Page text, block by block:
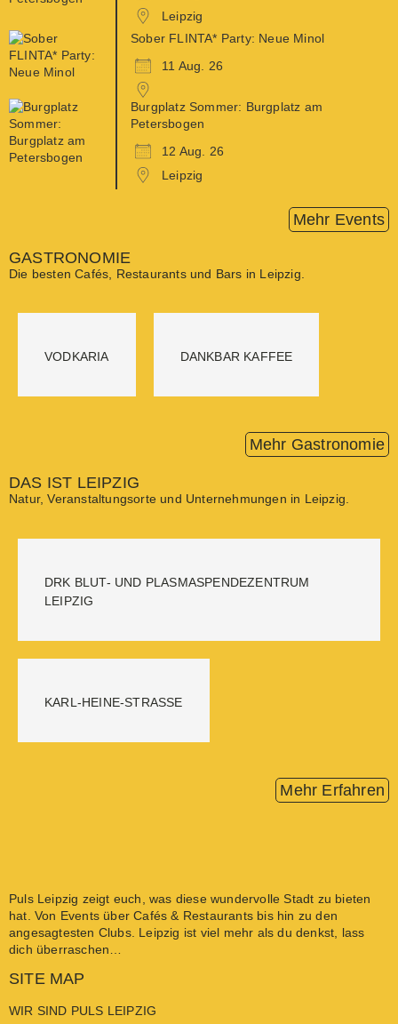
Leipzig
Sober FLINTA* Party: Neue Minol
11 Aug. 26
Burgplatz Sommer: Burgplatz am
Petersbogen
12 Aug. 26
Leipzig
Mehr Events
GASTRONOMIE
Die besten Cafés, Restaurants und Bars in Leipzig.
VODKARIA DANKBAR KAFFEE
Mehr Gastronomie
DAS IST LEIPZIG
Natur, Veranstaltungsorte und Unternehmungen in Leipzig.
DRK BLUT- UND PLASMASPENDEZENTRUM
LEIPZIG
KARL-HEINE-STRASSE
Mehr Erfahren
Puls Leipzig zeigt euch, was diese wundervolle Stadt zu bieten
hat. Von Events überCafés & Restaurants bis hin zu den
angesagtesten Clubs. Leipzig ist viel mehr als du denkst, lass
dich überraschen…
SITE MAP
WIR SIND PULS LEIPZIG